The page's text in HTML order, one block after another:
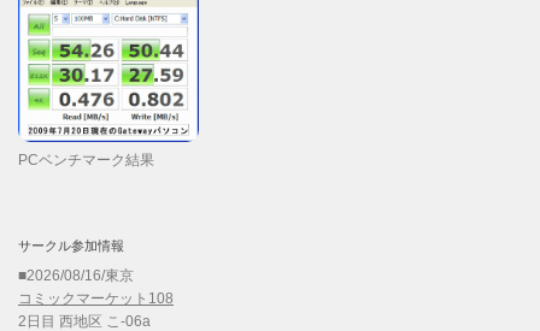
PCベンチマーク結果
サークル参加情報
■2026/08/16/東京
コミックマーケット108
2日目 西地区 こ-06a